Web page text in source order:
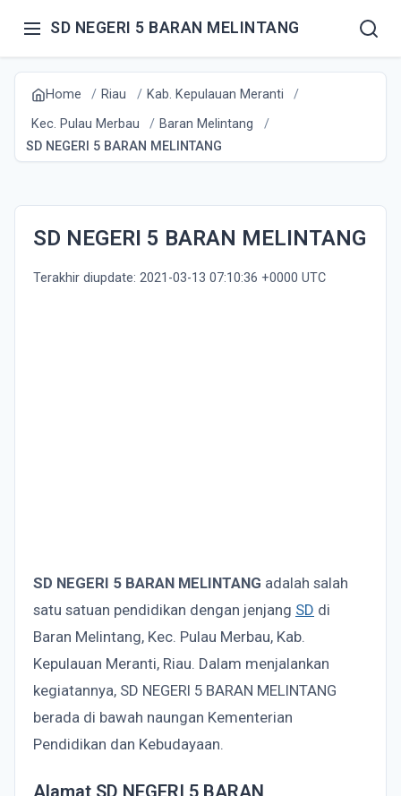
SD NEGERI 5 BARAN MELINTANG
Home Riau
Kab. Kepulauan Meranti
Kec. Pulau Merbau
Baran Melintang
SD NEGERI 5 BARAN MELINTANG
SD NEGERI 5 BARAN MELINTANG
Terakhir diupdate: 2021-03-13 07:10:36 +0000 UTC
SD NEGERI 5 BARAN MELINTANG adalah salah
satu satuan pendidikan dengan jenjang SD di
Baran Melintang, Kec. Pulau Merbau, Kab.
Kepulauan Meranti, Riau. Dalam menjalankan
kegiatannya, SD NEGERI 5 BARAN MELINTANG
berada di bawah naungan Kementerian
Pendidikan dan Kebudayaan.
Alamat SD NEGERI 5 BARAN